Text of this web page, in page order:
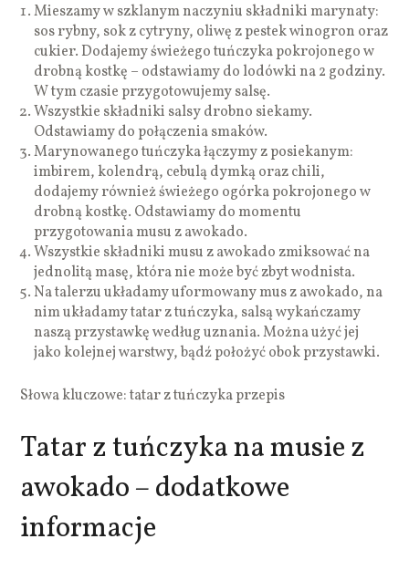
Mieszamy w szklanym naczyniu składniki marynaty:
sos rybny, sok z cytryny, oliwę z pestek winogron oraz
cukier. Dodajemy świeżego tuńczyka pokrojonego w
drobną kostkę – odstawiamy do lodówki na 2 godziny.
W tym czasie przygotowujemy salsę.
Wszystkie składniki salsy drobno siekamy.
Odstawiamy do połączenia smaków.
Marynowanego tuńczyka łączymy z posiekanym:
imbirem, kolendrą, cebulą dymką oraz chili,
dodajemy również świeżego ogórka pokrojonego w
drobną kostkę. Odstawiamy do momentu
przygotowania musu z awokado.
Wszystkie składniki musu z awokado zmiksować na
jednolitą masę, która nie może być zbyt wodnista.
Na talerzu układamy uformowany mus z awokado, na
nim układamy tatar z tuńczyka, salsą wykańczamy
naszą przystawkę według uznania. Można użyć jej
jako kolejnej warstwy, bądź położyć obok przystawki.
Słowa kluczowe: tatar z tuńczyka przepis
Tatar z tuńczyka na musie z
awokado – dodatkowe
informacje